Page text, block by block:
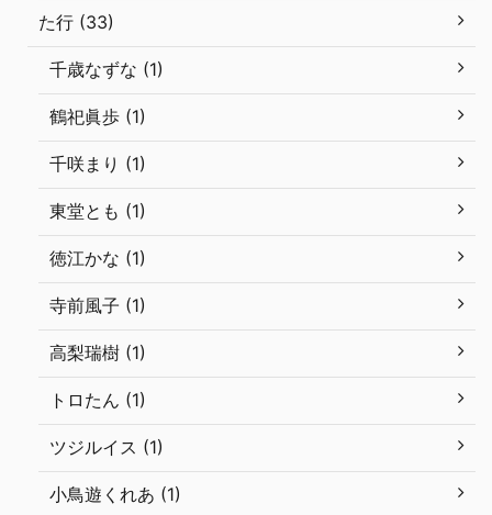
た行 (33)
千歳なずな (1)
鶴祀眞歩 (1)
千咲まり (1)
東堂とも (1)
徳江かな (1)
寺前風子 (1)
高梨瑞樹 (1)
トロたん (1)
ツジルイス (1)
小鳥遊くれあ (1)